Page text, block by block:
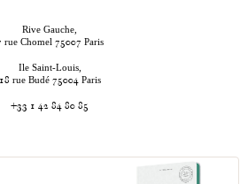
Rive Gauche,
rue Chomel 75007 Paris
Ile Saint-Louis,
18 rue Budé 75004 Paris
+33 1 42 84 80 85